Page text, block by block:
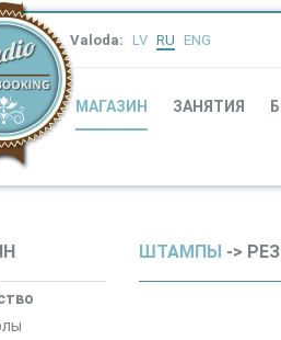
Valoda: LV RU ENG
МАГАЗИН ЗАНЯТИЯ
ШТАМПЫ ->